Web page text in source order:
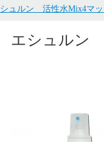
シュルン 活性水Mix4マ
エシュルン